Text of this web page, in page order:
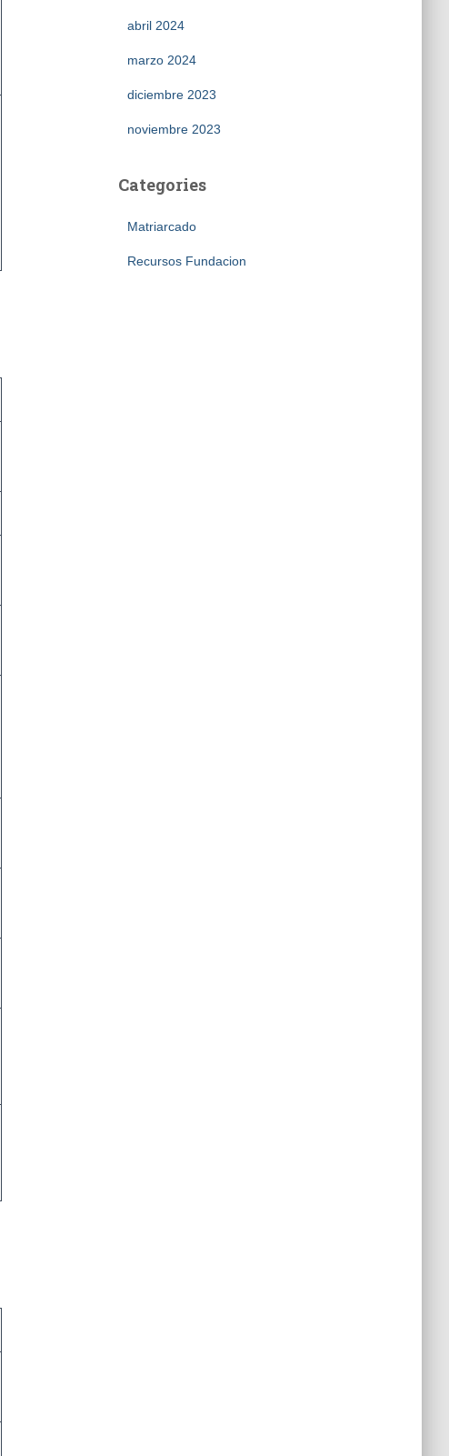
abril 2024
marzo 2024
diciembre 2023
noviembre 2023
Categories
Matriarcado
Recursos Fundacion